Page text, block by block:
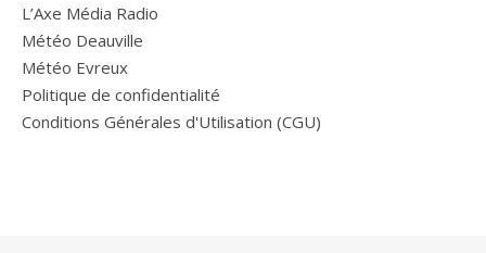
L’Axe Média Radio
Météo Deauville
Météo Evreux
Politique de confidentialité
Conditions Générales d'Utilisation (CGU)